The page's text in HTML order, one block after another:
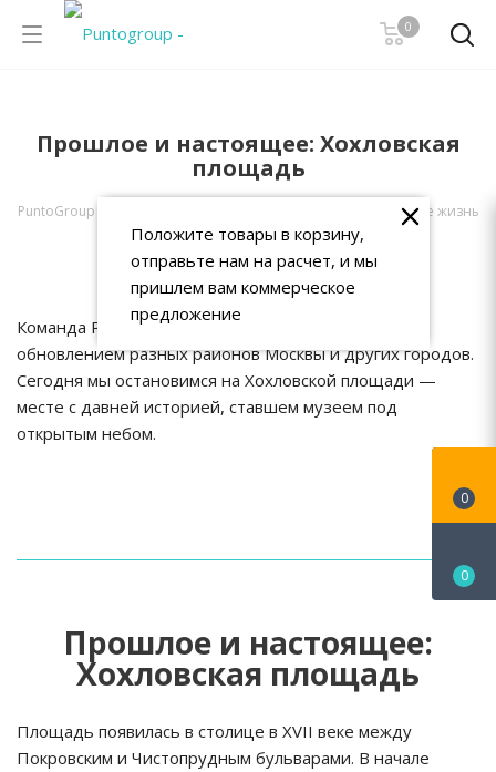
0
Прошлое и настоящее: Хохловская
площадь
PuntoGroup
Проекты благоустройства, меняющие жизнь
Прошлое и настоящее: Хохловская площадь
Команда Punto Design регулярно занимается
обновлением разных районов Москвы и других городов.
Сегодня мы остановимся на Хохловской площади —
месте с давней историей, ставшем музеем под
открытым небом.
Прошлое и настоящее:
Хохловская площадь
Площадь появилась в столице в XVII веке между
Покровским и Чистопрудным бульварами. В начале
0
0
Положите товары в корзину,
отправьте нам на расчет, и мы
пришлем вам коммерческое
предложение